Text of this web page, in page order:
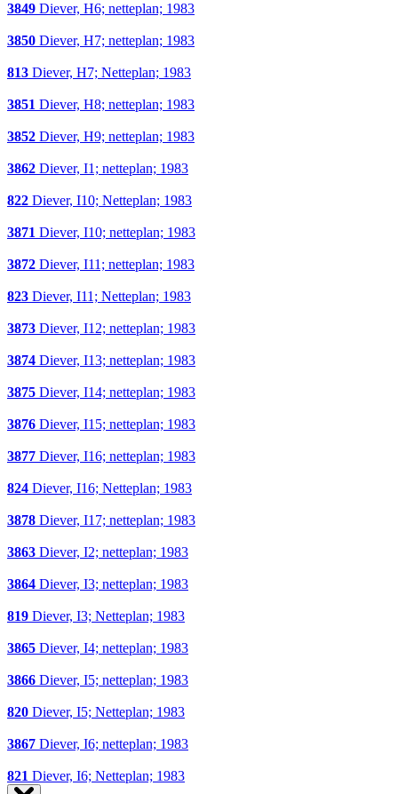
3849 Diever, H6; netteplan; 1983
3850 Diever, H7; netteplan; 1983
813 Diever, H7; Netteplan; 1983
3851 Diever, H8; netteplan; 1983
3852 Diever, H9; netteplan; 1983
3862 Diever, I1; netteplan; 1983
822 Diever, I10; Netteplan; 1983
3871 Diever, I10; netteplan; 1983
3872 Diever, I11; netteplan; 1983
823 Diever, I11; Netteplan; 1983
3873 Diever, I12; netteplan; 1983
3874 Diever, I13; netteplan; 1983
3875 Diever, I14; netteplan; 1983
3876 Diever, I15; netteplan; 1983
3877 Diever, I16; netteplan; 1983
824 Diever, I16; Netteplan; 1983
3878 Diever, I17; netteplan; 1983
3863 Diever, I2; netteplan; 1983
3864 Diever, I3; netteplan; 1983
819 Diever, I3; Netteplan; 1983
3865 Diever, I4; netteplan; 1983
3866 Diever, I5; netteplan; 1983
820 Diever, I5; Netteplan; 1983
3867 Diever, I6; netteplan; 1983
821 Diever, I6; Netteplan; 1983